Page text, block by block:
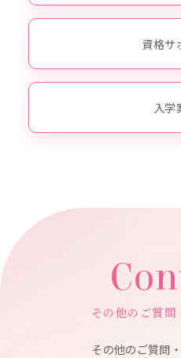
資格サ
入学
その他のご質問
その他のご質問